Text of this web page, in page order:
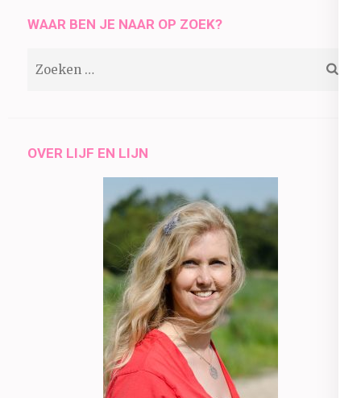
WAAR BEN JE NAAR OP ZOEK?
OVER LIJF EN LIJN